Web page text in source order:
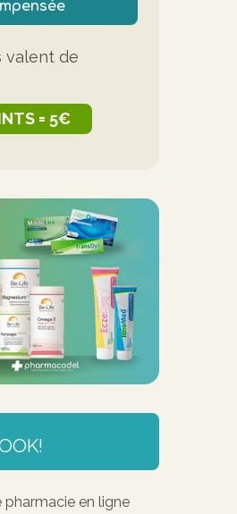
valent de
= 5€
en ligne